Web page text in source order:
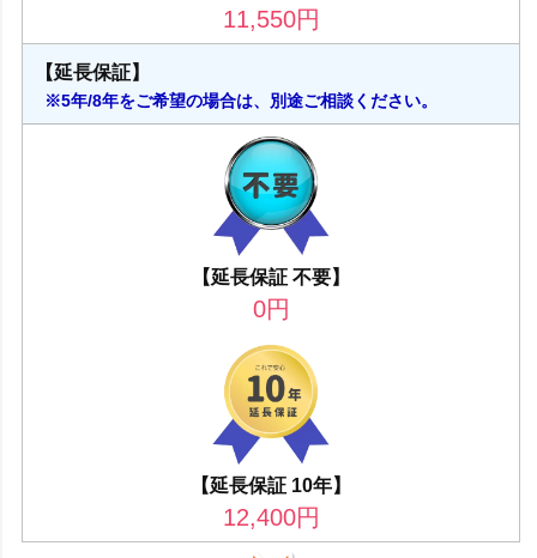
11,550円
【延長保証】
※5年/8年をご希望の場合は、別途ご相談ください。
【延長保証 不要】
0円
【延長保証 10年】
12,400円